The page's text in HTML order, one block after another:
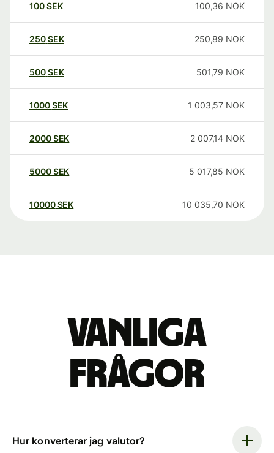
100SEK 100,36 NOK
250SEK 250,89 NOK
500SEK 501,79 NOK
1000SEK 1 003,57 NOK
2000SEK 2 007,14 NOK
5000SEK 5 017,85 NOK
10000 SEK 10 035,70 NOK
Vanliga
frågor
Hur konverterar jag valutor?